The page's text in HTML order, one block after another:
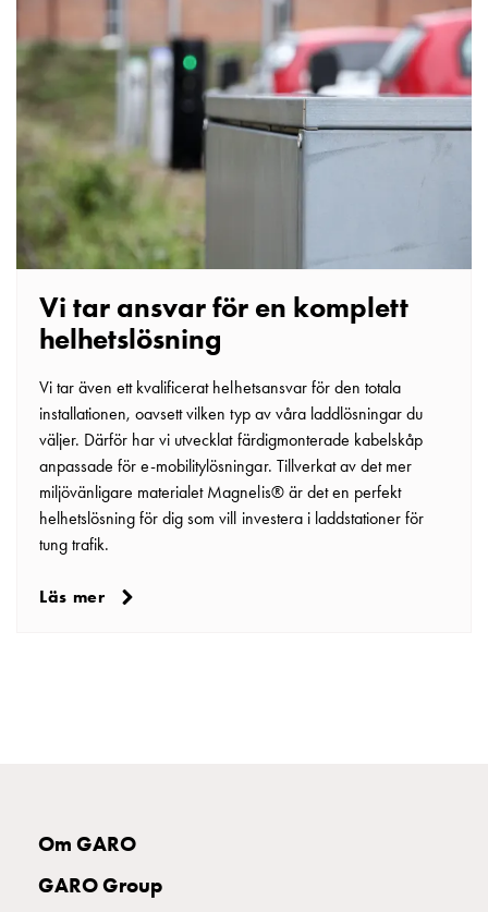
Vi tar ansvar för en komplett
helhetslösning
Vi tar även ett kvalificerat helhetsansvar för den totala
installationen, oavsett vilken typ av våra laddlösningar du
väljer. Därför har vi utvecklat färdigmonterade kabelskåp
anpassade för e-mobilitylösningar. Tillverkat av det mer
miljövänligare materialet Magnelis® är det en perfekt
helhetslösning för dig som vill investera i laddstationer för
tung trafik.
Läs mer
Om GARO
GARO Group